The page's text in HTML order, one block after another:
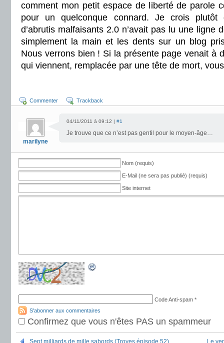
comment mon petit espace de liberté de parole
pour un quelconque connard. Je crois
d’abrutis malfaisants 2.0 n’avait pas lu une ligne
simplement la main et les dents sur un blog
Nous verrons bien ! Si la présente page venait à
qui viennent, remplacée par une tête de mort,
Commenter Trackback
marilyne
04/11/2011 à 09:12 | #1
Je trouve que ce n’est pas gentil pour le moyen-âge…
Nom (requis)
E-Mail (ne sera pas publié) (requis)
Site internet
Code Anti-spam *
S'abonner aux commentaires
Confirmez que vous n'êtes PAS un spammeur
Sept milliards de mille sabords (Troyes épisode 52) Le